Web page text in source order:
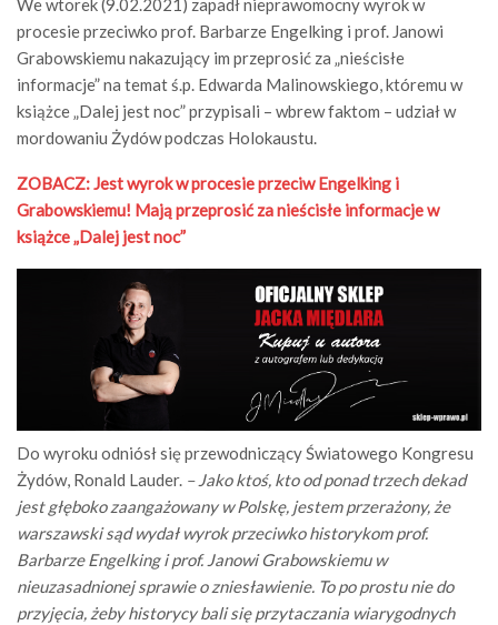
We wtorek (9.02.2021) zapadł nieprawomocny wyrok w
procesie przeciwko prof. Barbarze Engelking i prof. Janowi
Grabowskiemu nakazujący im przeprosić za „nieścisłe
informacje” na temat ś.p. Edwarda Malinowskiego, któremu w
książce „Dalej jest noc” przypisali – wbrew faktom – udział w
mordowaniu Żydów podczas Holokaustu.
ZOBACZ: Jest wyrok w procesie przeciw Engelking i
Grabowskiemu! Mają przeprosić za nieścisłe informacje w
książce „Dalej jest noc”
Do wyroku odniósł się przewodniczący Światowego Kongresu
Żydów, Ronald Lauder. – Jako ktoś, kto od ponad trzech dekad
jest głęboko zaangażowany w Polskę, jestem przerażony, że
warszawski sąd wydał wyrok przeciwko historykom prof.
Barbarze Engelking i prof. Janowi Grabowskiemu w
nieuzasadnionej sprawie o zniesławienie. To po prostu nie do
przyjęcia, żeby historycy bali się przytaczania wiarygodnych